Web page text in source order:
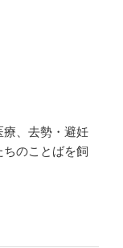
、去勢・避妊
のことばを飼